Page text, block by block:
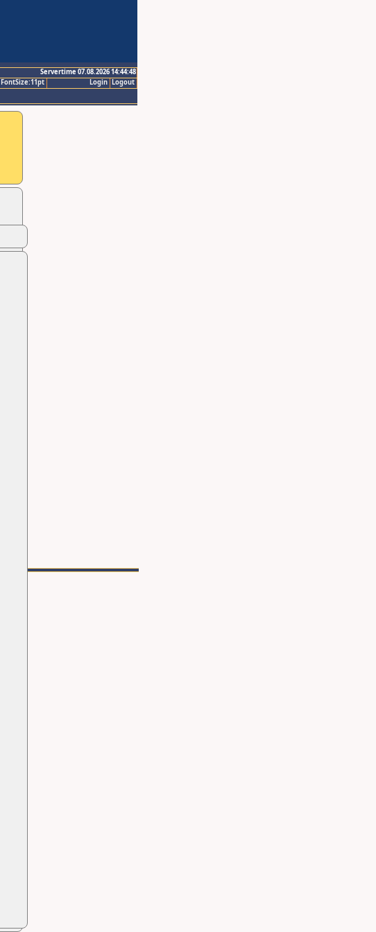
Servertime 07.08.2026 14:44:48
Logout
Login
FontSize:11pt